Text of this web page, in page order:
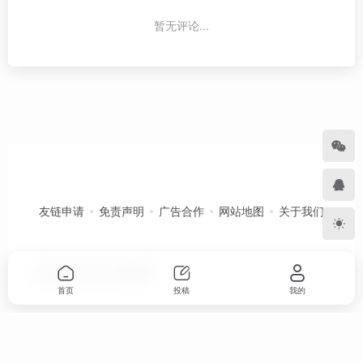
暂无评论...
友链申请 免责声明 广告合作 网站地图 关于我们
Copyright © 2026
首页 投稿 我的